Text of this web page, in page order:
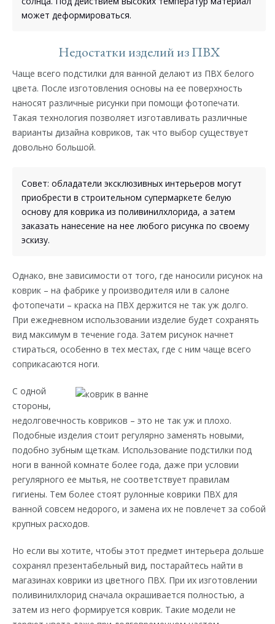
может деформироваться.
Недостатки изделий из ПВХ
Чаще всего подстилки для ванной делают из ПВХ белого
цвета. После изготовления основы на ее поверхность
наносят различные рисунки при помощи фотопечати.
Такая технология позволяет изготавливать различные
варианты дизайна ковриков, так что выбор существует
довольно большой.
Совет: обладатели эксклюзивных интерьеров могут
приобрести в строительном супермаркете белую
основу для коврика из поливинилхлорида, а затем
заказать нанесение на нее любого рисунка по своему
эскизу.
Однако, вне зависимости от того, где наносили рисунок на
коврик – на фабрике у производителя или в салоне
фотопечати – краска на ПВХ держится не так уж долго.
При ежедневном использовании изделие будет сохранять
вид максимум в течение года. Затем рисунок начнет
стираться, особенно в тех местах, где с ним чаще всего
соприкасаются ноги.
С одной
стороны,
недолговечность ковриков – это не так уж и плохо.
Подобные изделия стоит регулярно заменять новыми,
подобно зубным щеткам. Использование подстилки под
ноги в ванной комнате более года, даже при условии
регулярного ее мытья, не соответствует правилам
гигиены. Тем более стоят рулонные коврики ПВХ для
ванной совсем недорого, и замена их не повлечет за собой
крупных расходов.
Но если вы хотите, чтобы этот предмет интерьера дольше
сохранял презентабельный вид, постарайтесь найти в
магазинах коврики из цветного ПВХ. При их изготовлении
поливинилхлорид сначала окрашивается полностью, а
затем из него формируется коврик. Такие модели не